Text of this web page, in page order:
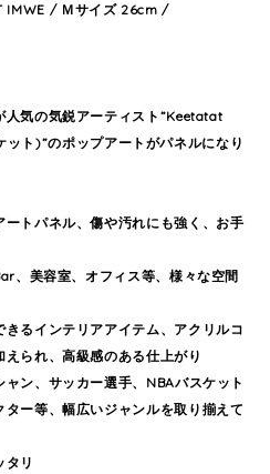
IMWE / Ｍサイズ 26cm /
気の気鋭アーティスト”Keetatat
ト)”のポップアートがパネルになり
ートパネル、傷や汚れにも強く、お手
、美容室、オフィス等、様々な空間
きるインテリアアイテム、アクリルコ
られ、高級感のある仕上がり
ャン、サッカー選手、NBAバスケット
ー等、幅広いジャンルを取り揃えて
タリ